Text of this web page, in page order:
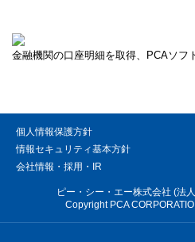
金融機関の口座明細を取得、PCAソフ
個人情報保護方針
情報セキュリティ基本方針
会社情報・採用・IR
ピー・シー・エー株式会社 (法
Copyright PCA